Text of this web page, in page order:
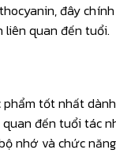
đây
liên quan đến tuổi.
tốt nhất
đến tuổi tác
nhớ và chức